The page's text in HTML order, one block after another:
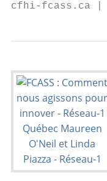
cfhi-fcass.ca |